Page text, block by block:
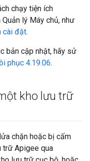
chạy tiện ích
Quản lý Máy chủ, như
cài đặt.
bản cập nhật, hãy sử
phục 4.19.06.
kho lưu trữ
chặn hoặc bị cấm
trữ Apigee qua